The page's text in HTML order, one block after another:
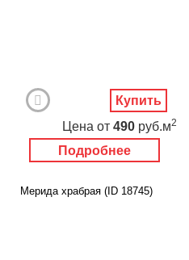
Подробнее
Цена от 490 руб.м2
Купить
Мерида храбрая (ID 18745)